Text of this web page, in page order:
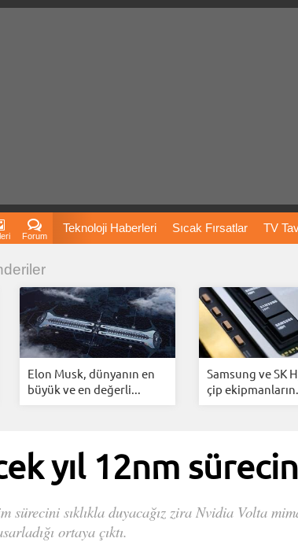
Forum
Teknoloji Haberleri Sıcak Fırsatlar TV
Fiyatları Vizyondaki Filmler Bitcoin Dizi
İnstagram Dondurma İnstagram Çöktü Mü
Elon Musk, dünyanın en
büyük ve en değerli...
Samsung ve SK
çip
yıl 12nm
sürecini sıklıkla duyacağız zira Nvidia Volta
ortaya çıktı.